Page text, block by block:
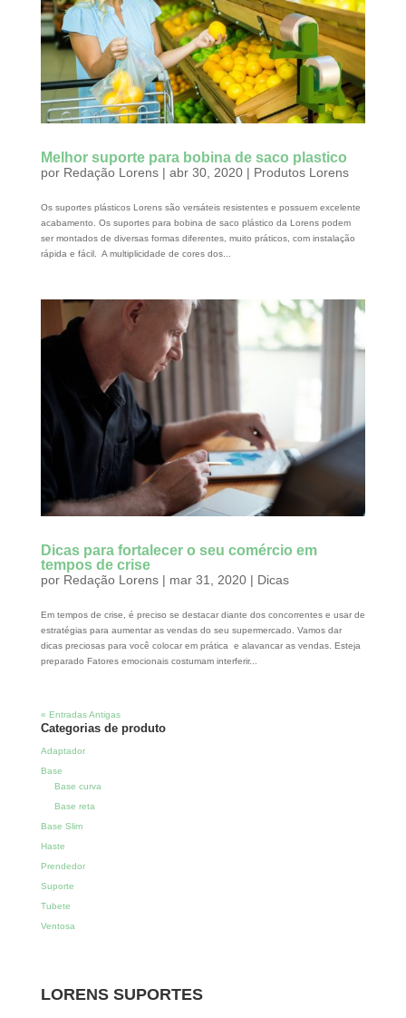
Melhor suporte para bobina de saco plastico
por Redação Lorens| abr 30, 2020| Produtos Lorens
Os suportes plásticos Lorens são versáteis resistentes e possuem excelente
acabamento. Os suportes para bobina de saco plástico da Lorens podem
ser montados de diversas formas diferentes, muito práticos, com instalação
rápida e fácil. A multiplicidade de cores dos...
Dicas para fortalecer o seu comércio em
tempos de crise
por Redação Lorens| mar 31, 2020| Dicas
Em tempos de crise, é preciso se destacar diante dos concorrentes e usar de
estratégias para aumentar as vendas do seu supermercado. Vamos dar
dicas preciosas para você colocar em prática e alavancar as vendas. Esteja
preparado Fatores emocionais costumam interferir...
« Entradas Antigas
Categorias de produto
Adaptador
Base
Base curva
Base reta
Base Slim
Haste
Prendedor
Suporte
Tubete
Ventosa
LORENS SUPORTES